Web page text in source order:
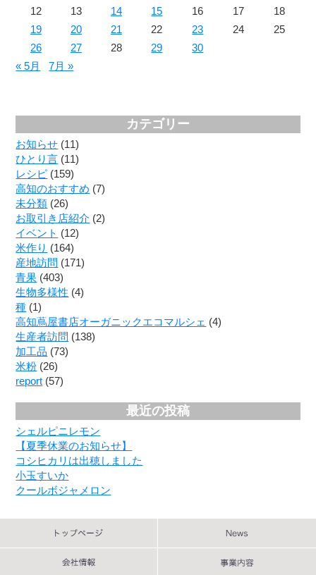
12
13 14 15 16 17
18
19
20 21 22 23 24
25
26
27 28 29
30
« 5月
7月 »
カテゴリー
お知らせ (11)
ひとり言 (11)
レシピ (159)
高知のおすすめ (7)
未分類 (26)
お取引き店紹介 (2)
イベント (12)
米作り (164)
産地訪問 (171)
青果 (403)
生物多様性 (4)
種 (1)
高知蔦屋書店オーガニックエコマルシェ (4)
生産者訪問 (138)
加工品 (73)
米粉 (26)
report (57)
最近の投稿
シェルピニレモン
【夏季休業のお知らせ】
コシヒカリは出穂しました
小玉すいか
クールボジャメロン